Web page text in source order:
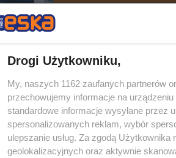
zarabiania. Koszmar 44
Drogi Użytkowniku,
My, naszych 1162 zaufanych partnerów
przechowujemy informacje na
standardowe informacje wysyłane przez
spersonalizowanych reklam, wybór
ulepszanie usług. Za zgodą
geolokalizacyjnych oraz aktywnie